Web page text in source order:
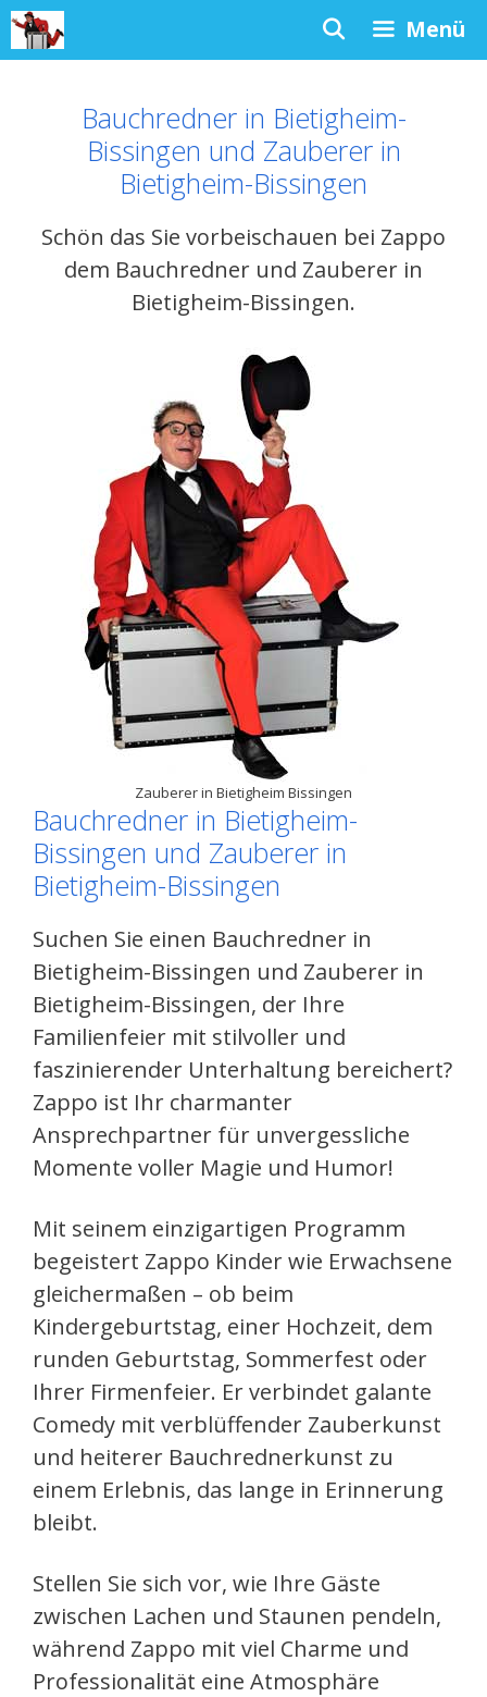
Zum
Inhalt
Menü
Bauchredner in Bietigheim-
Bissingen und Zauberer in
Bietigheim-Bissingen
Schön das Sie vorbeischauen bei Zappo
dem Bauchredner und Zauberer in
Bietigheim-Bissingen.
Zauberer in Bietigheim Bissingen
Bauchredner in Bietigheim-
Bissingen und Zauberer in
Bietigheim-Bissingen
Suchen Sie einen Bauchredner in
Bietigheim-Bissingen und Zauberer in
Bietigheim-Bissingen, der Ihre
Familienfeier mit stilvoller und
faszinierender Unterhaltung bereichert?
Zappo ist Ihr charmanter
Ansprechpartner für unvergessliche
Momente voller Magie und Humor!
Mit seinem einzigartigen Programm
begeistert Zappo Kinder wie Erwachsene
gleichermaßen – ob beim
Kindergeburtstag, einer Hochzeit, dem
runden Geburtstag, Sommerfest oder
Ihrer Firmenfeier. Er verbindet galante
Comedy mit verblüffender Zauberkunst
und heiterer Bauchrednerkunst zu
einem Erlebnis, das lange in Erinnerung
bleibt.
Stellen Sie sich vor, wie Ihre Gäste
zwischen Lachen und Staunen pendeln,
während Zappo mit viel Charme und
Professionalität eine Atmosphäre